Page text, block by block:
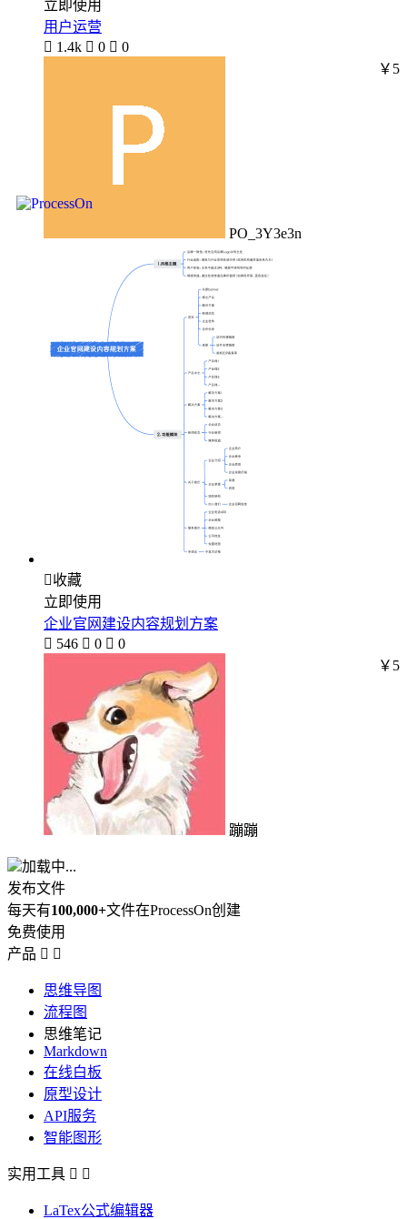
立即使用
用户运营
 1.4k  0  0
PO_3Y3e3n
￥5
收藏
立即使用
企业官网建设内容规划方案
 546  0  0
蹦蹦
￥5
加载中...
发布文件
每天有100,000+文件在ProcessOn创建
免费使用
产品  
思维导图
流程图
思维笔记
Markdown
在线白板
原型设计
API服务
智能图形
实用工具  
LaTex公式编辑器